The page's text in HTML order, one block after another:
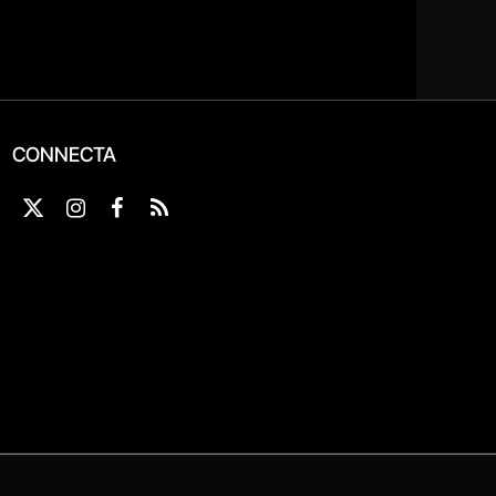
CONNECTA
X
InstagramFacebook
RSS